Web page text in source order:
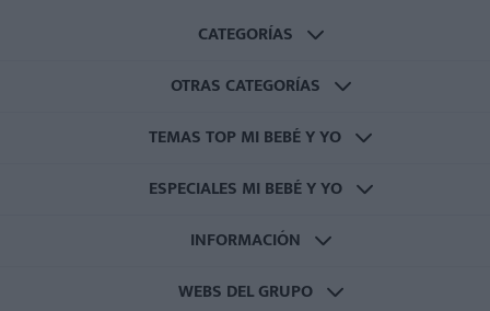
CATEGORÍAS
OTRAS CATEGORÍAS
TEMAS TOP MI BEBÉ Y YO
ESPECIALES MI BEBÉ Y YO
INFORMACIÓN
WEBS DEL GRUPO